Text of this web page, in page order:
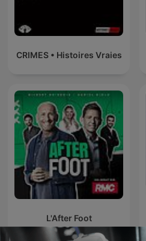
CRIMES • Histoires Vraies
L'After Foot